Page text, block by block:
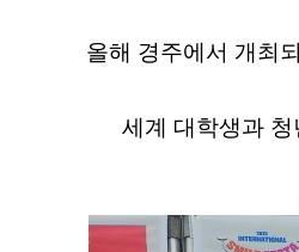
올해 경주에서 개최
세계 대학생과